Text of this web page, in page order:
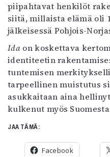
piipahtavat henkilöt
siitä, millaista elämä oli
jälkeisessä Pohjois-
Ida on koskettava
identiteetin
tuntemisen
tarpeellinen muistutus
asukkaitaan aina
kulkenut myös
JAA TÄMÄ:
Facebook